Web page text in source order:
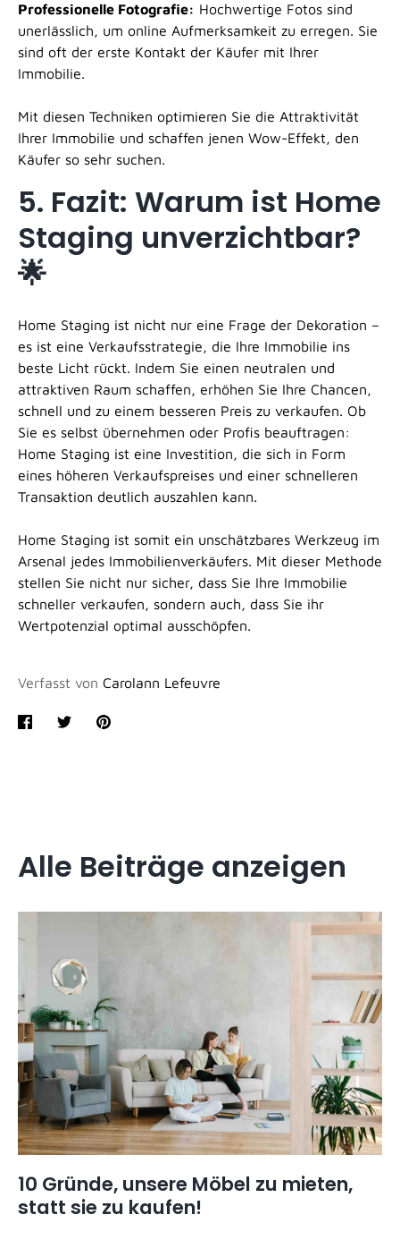
Professionelle Fotografie: Hochwertige Fotos sind
unerlässlich, um online Aufmerksamkeit zu erregen. Sie
sind oft der erste Kontakt der Käufer mit Ihrer
Immobilie.
Mit diesen Techniken optimieren Sie die Attraktivität
Ihrer Immobilie und schaffen jenen Wow-Effekt, den
Käufer so sehr suchen.
5. Fazit: Warum ist Home
Staging unverzichtbar?
🌟
Home Staging ist nicht nur eine Frage der Dekoration –
es ist eine Verkaufsstrategie, die Ihre Immobilie ins
beste Licht rückt. Indem Sie einen neutralen und
attraktiven Raum schaffen, erhöhen Sie Ihre Chancen,
schnell und zu einem besseren Preis zu verkaufen. Ob
Sie es selbst übernehmen oder Profis beauftragen:
Home Staging ist eine Investition, die sich in Form
eines höheren Verkaufspreises und einer schnelleren
Transaktion deutlich auszahlen kann.
Home Staging ist somit ein unschätzbares Werkzeug im
Arsenal jedes Immobilienverkäufers. Mit dieser Methode
stellen Sie nicht nur sicher, dass Sie Ihre Immobilie
schneller verkaufen, sondern auch, dass Sie ihr
Wertpotenzial optimal ausschöpfen.
Verfasst von Carolann Lefeuvre
TeilenTwitternPinnen
Alle Beiträge anzeigen
10 Gründe, unsere Möbel zu mieten,
statt sie zu kaufen!